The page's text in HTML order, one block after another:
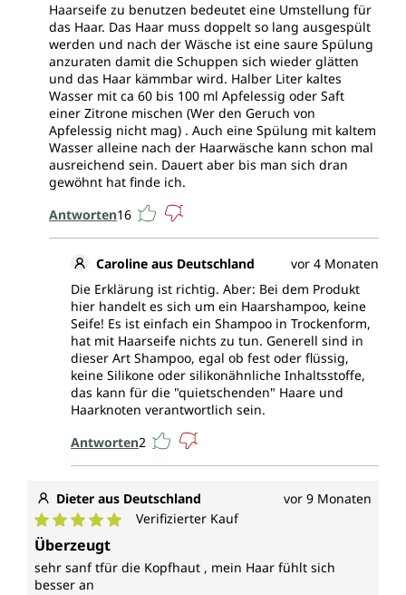
Haarseife zu benutzen bedeutet eine Umstellung für
das Haar. Das Haar muss doppelt so lang ausgespült
werden und nach der Wäsche ist eine saure Spülung
anzuraten damit die Schuppen sich wieder glätten
und das Haar kämmbar wird. Halber Liter kaltes
Wasser mit ca 60 bis 100 ml Apfelessig oder Saft
einer Zitrone mischen (Wer den Geruch von
Apfelessig nicht mag) . Auch eine Spülung mit kaltem
Wasser alleine nach der Haarwäsche kann schon mal
ausreichend sein. Dauert aber bis man sich dran
gewöhnt hat finde ich.
Antworten16
Caroline aus Deutschland
vor 4 Monaten
Die Erklärung ist richtig. Aber: Bei dem Produkt
hier handelt es sich um ein Haarshampoo, keine
Seife! Es ist einfach ein Shampoo in Trockenform,
hat mit Haarseife nichts zu tun. Generell sind in
dieser Art Shampoo, egal ob fest oder flüssig,
keine Silikone oder silikonähnliche Inhaltsstoffe,
das kann für die "quietschenden" Haare und
Haarknoten verantwortlich sein.
Antworten2
Dieter aus Deutschland vor 9 Monaten
Durchschnittliche Bewertung von 5 von 5 Sternen
Verifizierter Kauf
Überzeugt
sehr sanf tfür die Kopfhaut , mein Haar fühlt sich
besser an